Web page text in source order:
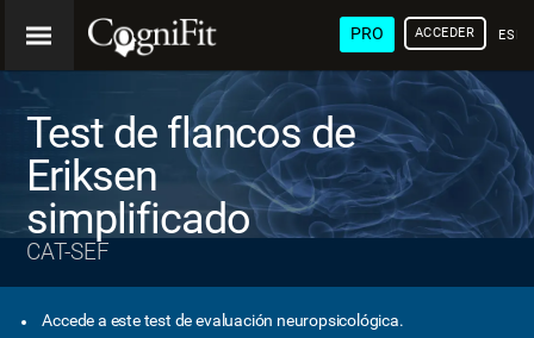
PRO ACCEDER
Test de flancos de
Eriksen
simplificado
CAT-SEF
Accede a este test de evaluación neuropsicológica.